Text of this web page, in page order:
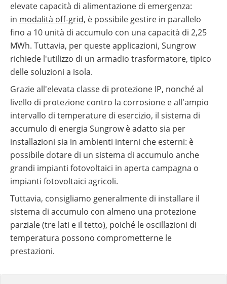
elevate capacità di alimentazione di emergenza:
in modalità off-grid, è possibile gestire in parallelo
fino a 10 unità di accumulo con una capacità di 2,25
MWh. Tuttavia, per queste applicazioni, Sungrow
richiede l'utilizzo di un armadio trasformatore, tipico
delle soluzioni a isola.
Grazie all'elevata classe di protezione IP, nonché al
livello di protezione contro la corrosione e all'ampio
intervallo di temperature di esercizio, il sistema di
accumulo di energia Sungrow è adatto sia per
installazioni sia in ambienti interni che esterni: è
possibile dotare di un sistema di accumulo anche
grandi impianti fotovoltaici in aperta campagna o
impianti fotovoltaici agricoli.
Tuttavia, consigliamo generalmente di installare il
sistema di accumulo con almeno una protezione
parziale (tre lati e il tetto), poiché le oscillazioni di
temperatura possono comprometterne le
prestazioni.